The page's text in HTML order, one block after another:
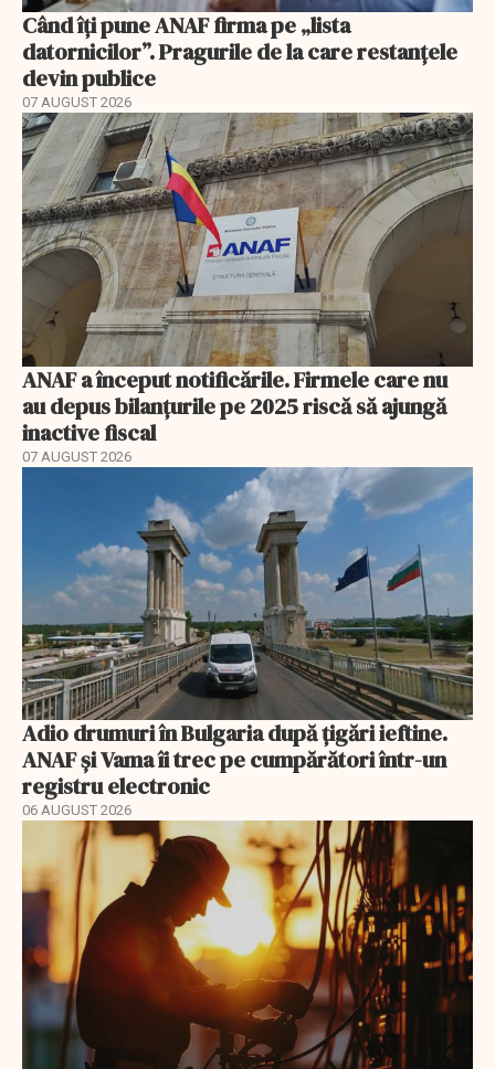
Când îți pune ANAF firma pe „lista
datornicilor”. Pragurile de la care restanțele
devin publice
07 AUGUST 2026
ANAF a început notificările. Firmele care nu
au depus bilanțurile pe 2025 riscă să ajungă
inactive fiscal
07 AUGUST 2026
Adio drumuri în Bulgaria după țigări ieftine.
ANAF și Vama îi trec pe cumpărători într-un
registru electronic
06 AUGUST 2026